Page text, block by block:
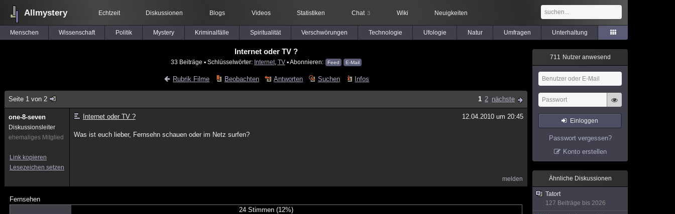
Allmystery Echtzeit Diskussionen Blogs Videos Statistiken Chat 3 Wiki Neuigkeiten
Menschen Wissenschaft Politik Mystery Kriminalfälle Spiritualität Verschwörungen Technologie Ufologie Natur Umfragen Unterhaltung
Internet oder TV ?
33 Beiträge ▪ Schlüsselwörter: Internet, TV▪ Abonnieren: Feed E-Mail
Rubrik Filme Beobachten Antworten Suchen Infos
Seite 1 von 2 1 2 nächste
one-8-seven
Diskussionsleiter
ehemaliges Mitglied
Link kopieren
Lesezeichen setzen
Internet oder TV ? 12.04.2010 um 20:45
Was ist euch lieber, Fernsehn schauen oder im Netz surfen?
melden
Fernsehen
24 Stimmen (12%)
711 Nutzer anwesend
Einloggen
Passwort vergessen?
Konto erstellen
Ähnliche Diskussionen
Tatort
127 Beiträge bis 2026